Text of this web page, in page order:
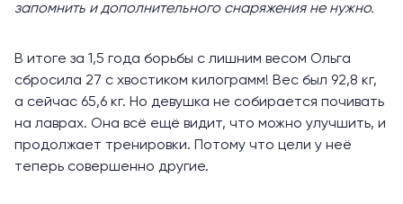
запомнить и дополнительного снаряжения не нужно.
В итоге за 1,5 года борьбы с лишним весом Ольга
сбросила 27 с хвостиком килограмм! Вес был 92,8 кг,
а сейчас 65,6 кг. Но девушка не собирается почивать
на лаврах. Она всё ещё видит, что можно улучшить, и
продолжает тренировки. Потому что цели у неё
теперь совершенно другие.